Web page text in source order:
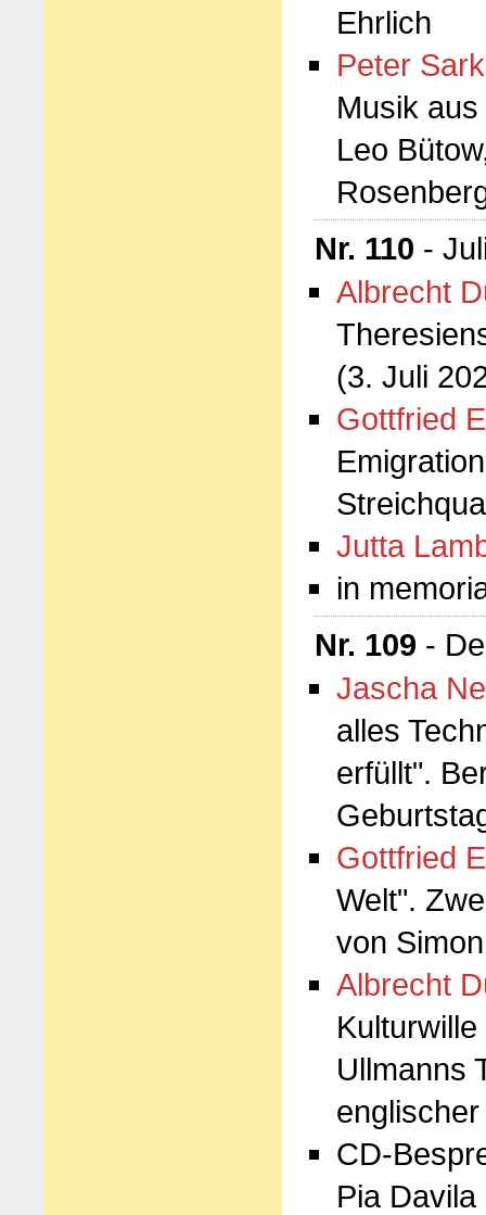
Ehrlich
Peter
Musik
Leo
Nr. 110 -
Albrecht
(3. Juli
Gottfried
Jutta
in
Nr. 109 -
Jascha
alles
erfüllt".
Gottfried
Welt".
von
Albrecht
Ullmanns
CD-
Pia